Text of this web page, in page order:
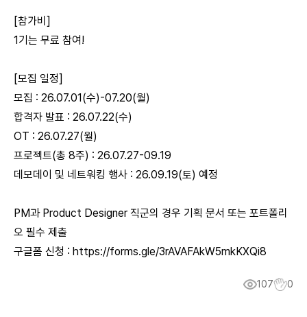
[참가비]
1기는 무료 참여!
[모집 일정]
모집 : 26.07.01(수)-07.20(월)
합격자 발표 : 26.07.22(수)
OT : 26.07.27(월)
프로젝트(총 8주) : 26.07.27-09.19
데모데이 및 네트워킹 행사 : 26.09.19(토) 예정
PM과 Product Designer 직군의 경우 기획 문서 또는 포트폴리
오 필수 제출
구글폼 신청 : https://forms.gle/3rAVAFAkW5mkKXQi8
107 0